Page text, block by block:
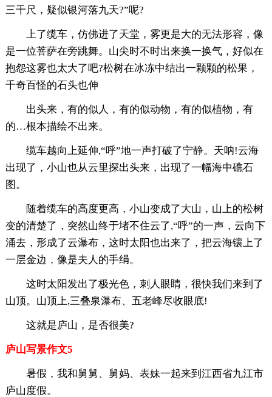
三千尺，疑似银河落九天?”呢?
上了缆车，仿佛进了天堂，雾更是大的无法形容，像
是一位菩萨在旁跳舞。山尖时不时出来换一换气，好似在
抱怨这雾也太大了吧?松树在冰冻中结出一颗颗的松果，
千奇百怪的石头也伸
出头来，有的似人，有的似动物，有的似植物，有
的…根本描绘不出来。
缆车越向上延伸,“呼”地一声打破了宁静。天呐!云海
出现了，小山也从云里探出头来，出现了一幅海中礁石
图。
随着缆车的高度更高，小山变成了大山，山上的松树
变的清楚了，突然山终于堵不住云了,“呼”的一声，云向下
涌去，形成了云瀑布，这时太阳也出来了，把云海镶上了
一层金边，像是夫人的手绢。
这时太阳发出了极光色，刺人眼睛，很快我们来到了
山顶。山顶上,三叠泉瀑布、五老峰尽收眼底!
这就是庐山，是否很美?
庐山写景作文5
暑假，我和舅舅、舅妈、表妹一起来到江西省九江市
庐山度假。